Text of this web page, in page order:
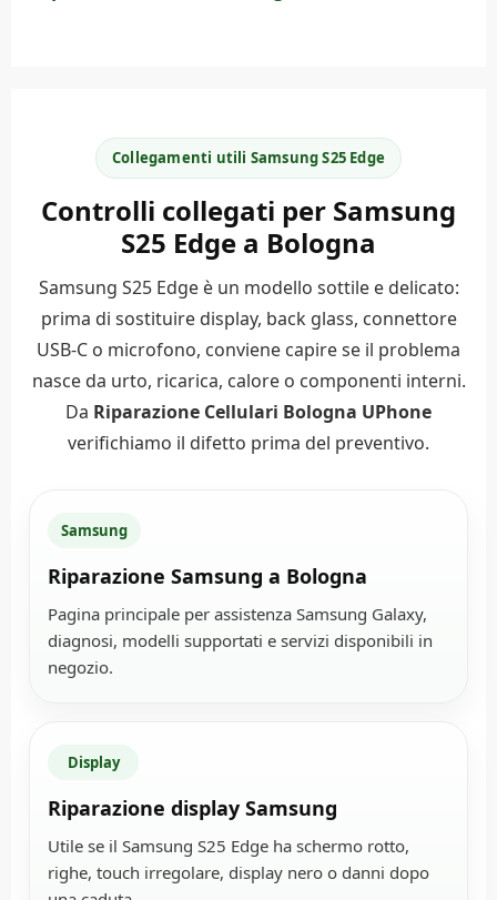
Collegamenti utili Samsung S25 Edge
Controlli collegati per Samsung
S25 Edge a Bologna
Samsung S25 Edge è un modello sottile e delicato:
prima di sostituire display, back glass, connettore
USB-C o microfono, conviene capire se il problema
nasce da urto, ricarica, calore o componenti interni.
Da Riparazione Cellulari Bologna UPhone
verifichiamo il difetto prima del preventivo.
Samsung
Riparazione Samsung a Bologna
Pagina principale per assistenza Samsung Galaxy,
diagnosi, modelli supportati e servizi disponibili in
negozio.
Display
Riparazione display Samsung
Utile se il Samsung S25 Edge ha schermo rotto,
righe, touch irregolare, display nero o danni dopo